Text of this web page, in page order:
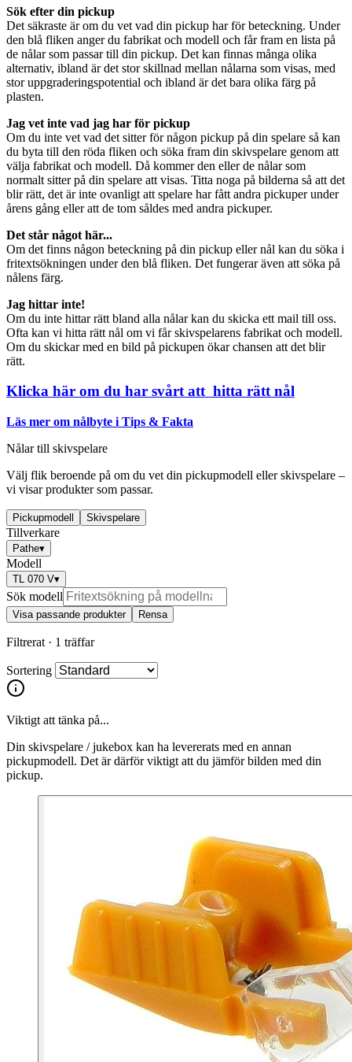
Sök efter din pickup
Det säkraste är om du vet vad din pickup har för beteckning. Under
den blå fliken anger du fabrikat och modell och får fram en lista på
de nålar som passar till din pickup. Det kan finnas många olika
alternativ, ibland är det stor skillnad mellan nålarna som visas, med
stor uppgraderingspotential och ibland är det bara olika färg på
plasten.
Jag vet inte vad jag har för pickup
Om du inte vet vad det sitter för någon pickup på din spelare så kan
du byta till den röda fliken och söka fram din skivspelare genom att
välja fabrikat och modell. Då kommer den eller de nålar som
normalt sitter på din spelare att visas. Titta noga på bilderna så att det
blir rätt, det är inte ovanligt att spelare har fått andra pickuper under
årens gång eller att de tom såldes med andra pickuper.
Det står något här...
Om det finns någon beteckning på din pickup eller nål kan du söka i
fritextsökningen under den blå fliken. Det fungerar även att söka på
nålens färg.
Jag hittar inte!
Om du inte hittar rätt bland alla nålar kan du skicka ett mail till oss.
Ofta kan vi hitta rätt nål om vi får skivspelarens fabrikat och modell.
Om du skickar med en bild på pickupen ökar chansen att det blir
rätt.
Klicka här om du har svårt att hitta rätt nål
Läs mer om nålbyte i Tips & Fakta
Nålar till skivspelare
Välj flik beroende på om du vet din pickupmodell eller skivspelare –
vi visar produkter som passar.
Pickupmodell Skivspelare
Tillverkare
Pathe▾
Modell
TL 070 V▾
Sök modell
Visa passande produkter Rensa
Filtrerat · 1 träffar
Sortering
Viktigt att tänka på...
Din skivspelare / jukebox kan ha levererats med en annan
pickupmodell. Det är därför viktigt att du jämför bilden med din
pickup.